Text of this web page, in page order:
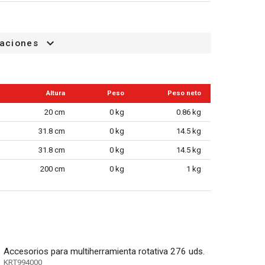
Altura Peso Peso neto
20 cm 0 kg 0.86 kg
31.8 cm 0 kg 14.5 kg
31.8 cm 0 kg 14.5 kg
200 cm 0 kg 1 kg
Accesorios para multiherramienta rotativa 276 uds.
KRT994000